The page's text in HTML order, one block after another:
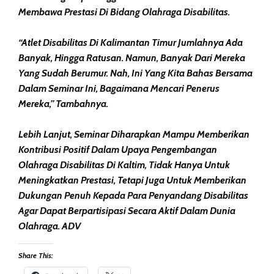
Membawa Prestasi Di Bidang Olahraga Disabilitas.
“Atlet Disabilitas Di Kalimantan Timur Jumlahnya Ada
Banyak, Hingga Ratusan. Namun, Banyak Dari Mereka
Yang Sudah Berumur. Nah, Ini Yang Kita Bahas Bersama
Dalam Seminar Ini, Bagaimana Mencari Penerus
Mereka,” Tambahnya.
Lebih Lanjut, Seminar Diharapkan Mampu Memberikan
Kontribusi Positif Dalam Upaya Pengembangan
Olahraga Disabilitas Di Kaltim, Tidak Hanya Untuk
Meningkatkan Prestasi, Tetapi Juga Untuk Memberikan
Dukungan Penuh Kepada Para Penyandang Disabilitas
Agar Dapat Berpartisipasi Secara Aktif Dalam Dunia
Olahraga. ADV
Share This: